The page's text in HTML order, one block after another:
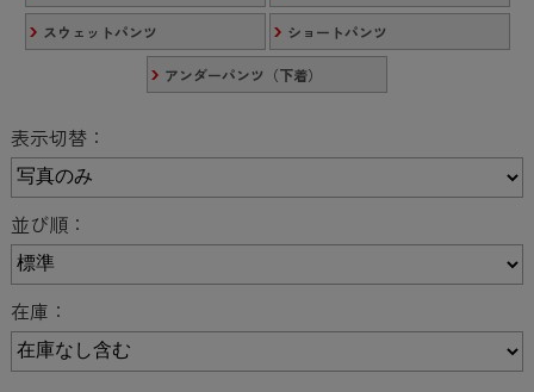
スウェットパンツ ショートパンツ
アンダーパンツ（下着）
表示切替：
並び順：
在庫：